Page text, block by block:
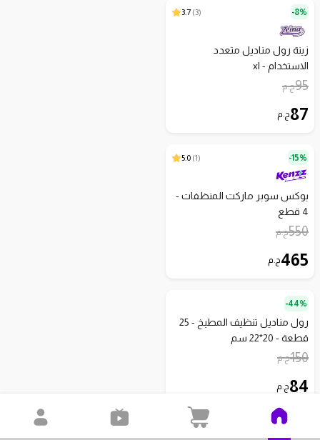
8%-
(
3
)
3.7
زينة رول مناديل متعدد
الاستخدام - xl
95ج.م
87ج.م
15%-
(
1
)
5.0
بوكس سوبر ماركت المنظفات -
4 قطع
550ج.م
465ج.م
44%-
رول مناديل تنظيف المطبخ - 25
قطعة - 20*22 سم
150ج.م
84ج.م